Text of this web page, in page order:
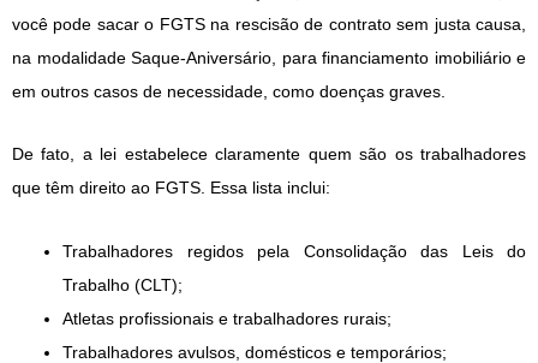
você pode sacar o FGTS na rescisão de contrato sem justa causa,
na modalidade Saque-Aniversário, para financiamento imobiliário e
em outros casos de necessidade, como doenças graves.
De fato, a lei estabelece claramente quem são os trabalhadores
que têm direito ao FGTS. Essa lista inclui:
Trabalhadores regidos pela Consolidação das Leis do
Trabalho (CLT);
Atletas profissionais e trabalhadores rurais;
Trabalhadores avulsos, domésticos e temporários;